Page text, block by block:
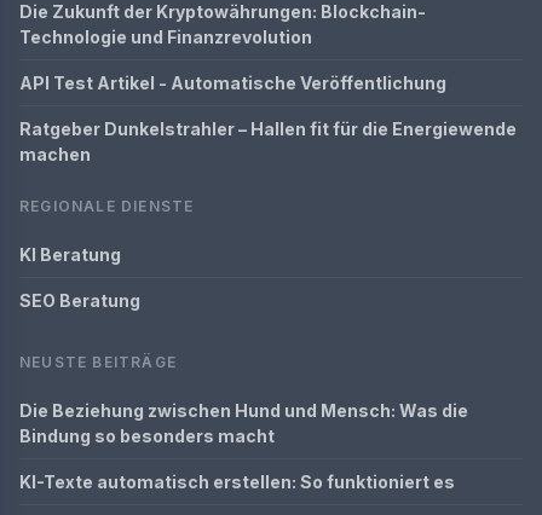
Die Zukunft der Kryptowährungen: Blockchain-
Technologie und Finanzrevolution
API Test Artikel - Automatische Veröffentlichung
Ratgeber Dunkelstrahler – Hallen fit für die Energiewende
machen
REGIONALE DIENSTE
KI Beratung
SEO Beratung
NEUSTE BEITRÄGE
Die Beziehung zwischen Hund und Mensch: Was die
Bindung so besonders macht
KI-Texte automatisch erstellen: So funktioniert es